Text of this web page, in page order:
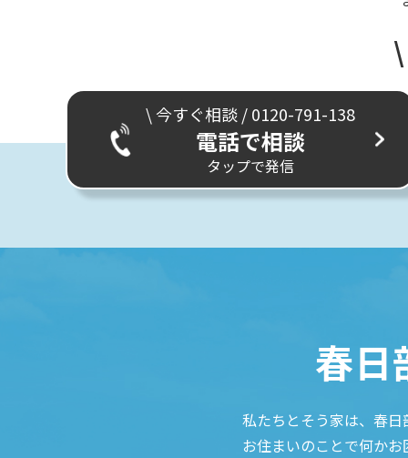
\ 今すぐ相談 / 0120-791-138
電話で相談
タップで発信
春日
私たちとそう家は、春
お住まいのことで何か